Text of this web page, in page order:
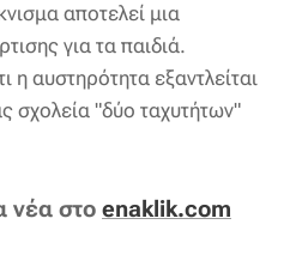
αποτελεί μια
για τα παιδιά.
η αυστηρότητα εξαντλείται
σχολεία "δύο ταχυτήτων"
νέα στο enaklik.com